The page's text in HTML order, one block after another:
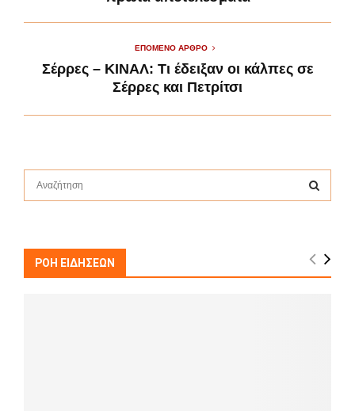
ΕΠΌΜΕΝΟ ΆΡΘΡΟ
Σέρρες – ΚΙΝΑΛ: Τι έδειξαν οι κάλπες σε
Σέρρες και Πετρίτσι
f
A
ΡΟΗ ΕΙΔΗΣΕΩΝ